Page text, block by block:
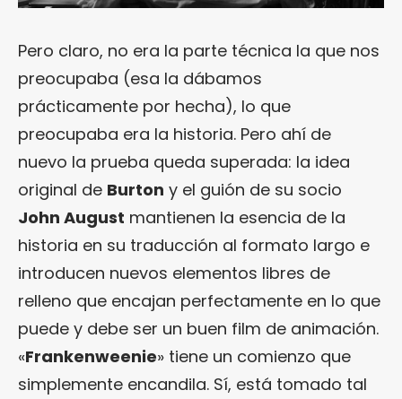
Pero claro, no era la parte técnica la que nos
preocupaba (esa la dábamos
prácticamente por hecha), lo que
preocupaba era la historia. Pero ahí de
nuevo la prueba queda superada: la idea
original de Burton y el guión de su socio
John August mantienen la esencia de la
historia en su traducción al formato largo e
introducen nuevos elementos libres de
relleno que encajan perfectamente en lo que
puede y debe ser un buen film de animación.
«Frankenweenie» tiene un comienzo que
simplemente encandila. Sí, está tomado tal